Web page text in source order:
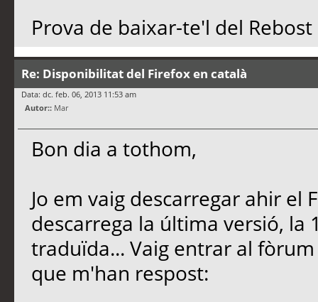
Prova de baixar-te'l del
Re: Disponibilitat del Firefox en català
Data: dc. feb. 06, 2013 11:53 am
Autor:: Mar
Bon dia a tothom,
Jo em vaig descarregar ahir el
descarrega la última versió, la
traduïda... Vaig entrar al
que m'han respost: